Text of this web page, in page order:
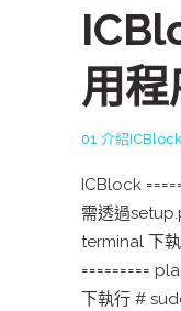
用程
01 介紹ICBlock
ICBlock
需透過
terminal 下
=========
下執行 #